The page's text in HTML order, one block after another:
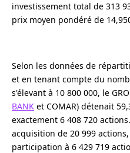
investissement total de 313
prix moyen pondéré de
Selon les données de
et en tenant compte du
s'élevant à 10 800 000, le
BANK et COMAR) détenait
exactement 6 408 720
acquisition de 20 999
participation à 6 429 719